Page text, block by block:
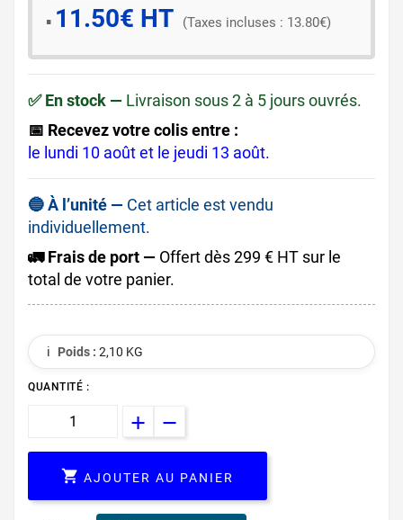
​▪️​ 11.50€ HT (Taxes incluses : 13.80€)
✅ En stock — Livraison sous 2 à 5 jours ouvrés.
📅 Recevez votre colis entre :
le lundi 10 août et le jeudi 13 août.
🔵 À l’unité — Cet article est vendu
individuellement.
🚛 Frais de port — Offert dès 299 € HT sur le
total de votre panier.
ℹ️ Poids : 2,10 KG
QUANTITÉ :
 AJOUTER AU PANIER